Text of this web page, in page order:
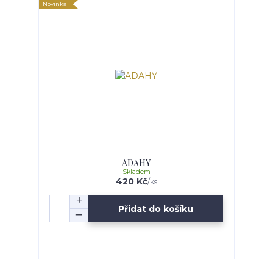
Novinka
ADAHY
420 Kč/ks
Skladem
Přidat do košíku